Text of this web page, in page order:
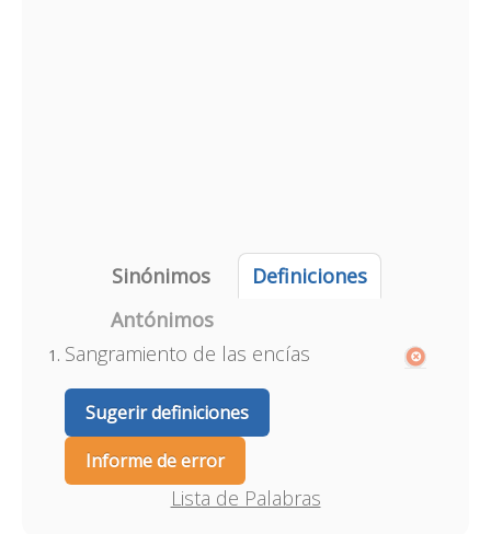
Sinónimos
Definiciones
Antónimos
Sangramiento de las encías
Sugerir definiciones
Informe de error
Lista de Palabras